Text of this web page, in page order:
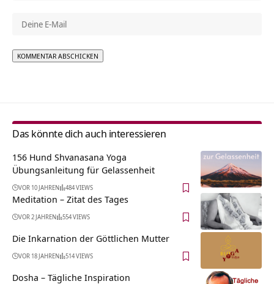
Das könnte dich auch interessieren
156 Hund Shvanasana Yoga
Übungsanleitung für Gelassenheit
VOR 10 JAHREN 484 VIEWS
Meditation – Zitat des Tages
VOR 2 JAHREN 554 VIEWS
Die Inkarnation der Göttlichen Mutter
VOR 18 JAHREN 514 VIEWS
Dosha – Tägliche Inspiration